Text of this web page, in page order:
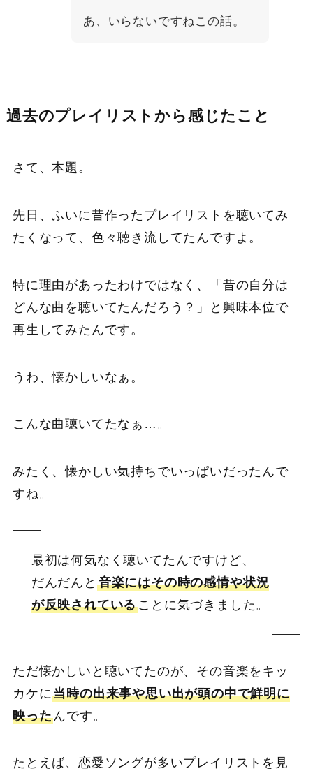
あ、いらないですねこの話。
過去のプレイリストから感じたこと
さて、本題。
先日、ふいに昔作ったプレイリストを聴いてみ
たくなって、色々聴き流してたんですよ。
特に理由があったわけではなく、「昔の自分は
どんな曲を聴いてたんだろう？」と興味本位で
再生してみたんです。
うわ、懐かしいなぁ。
こんな曲聴いてたなぁ…。
みたく、懐かしい気持ちでいっぱいだったんで
すね。
最初は何気なく聴いてたんですけど、
だんだんと 音楽にはその時の感情や状況
が反映されていることに気づきました。
ただ懐かしいと聴いてたのが、その音楽をキッ
カケに当時の出来事や思い出が頭の中で鮮明に
映ったんです。
たとえば、恋愛ソングが多いプレイリストを見